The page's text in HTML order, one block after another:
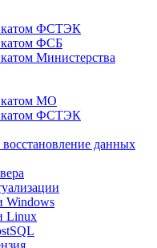
ФСТЭК
ФСБ
Министерства
МО
ФСТЭК
данных
Windows
Linux